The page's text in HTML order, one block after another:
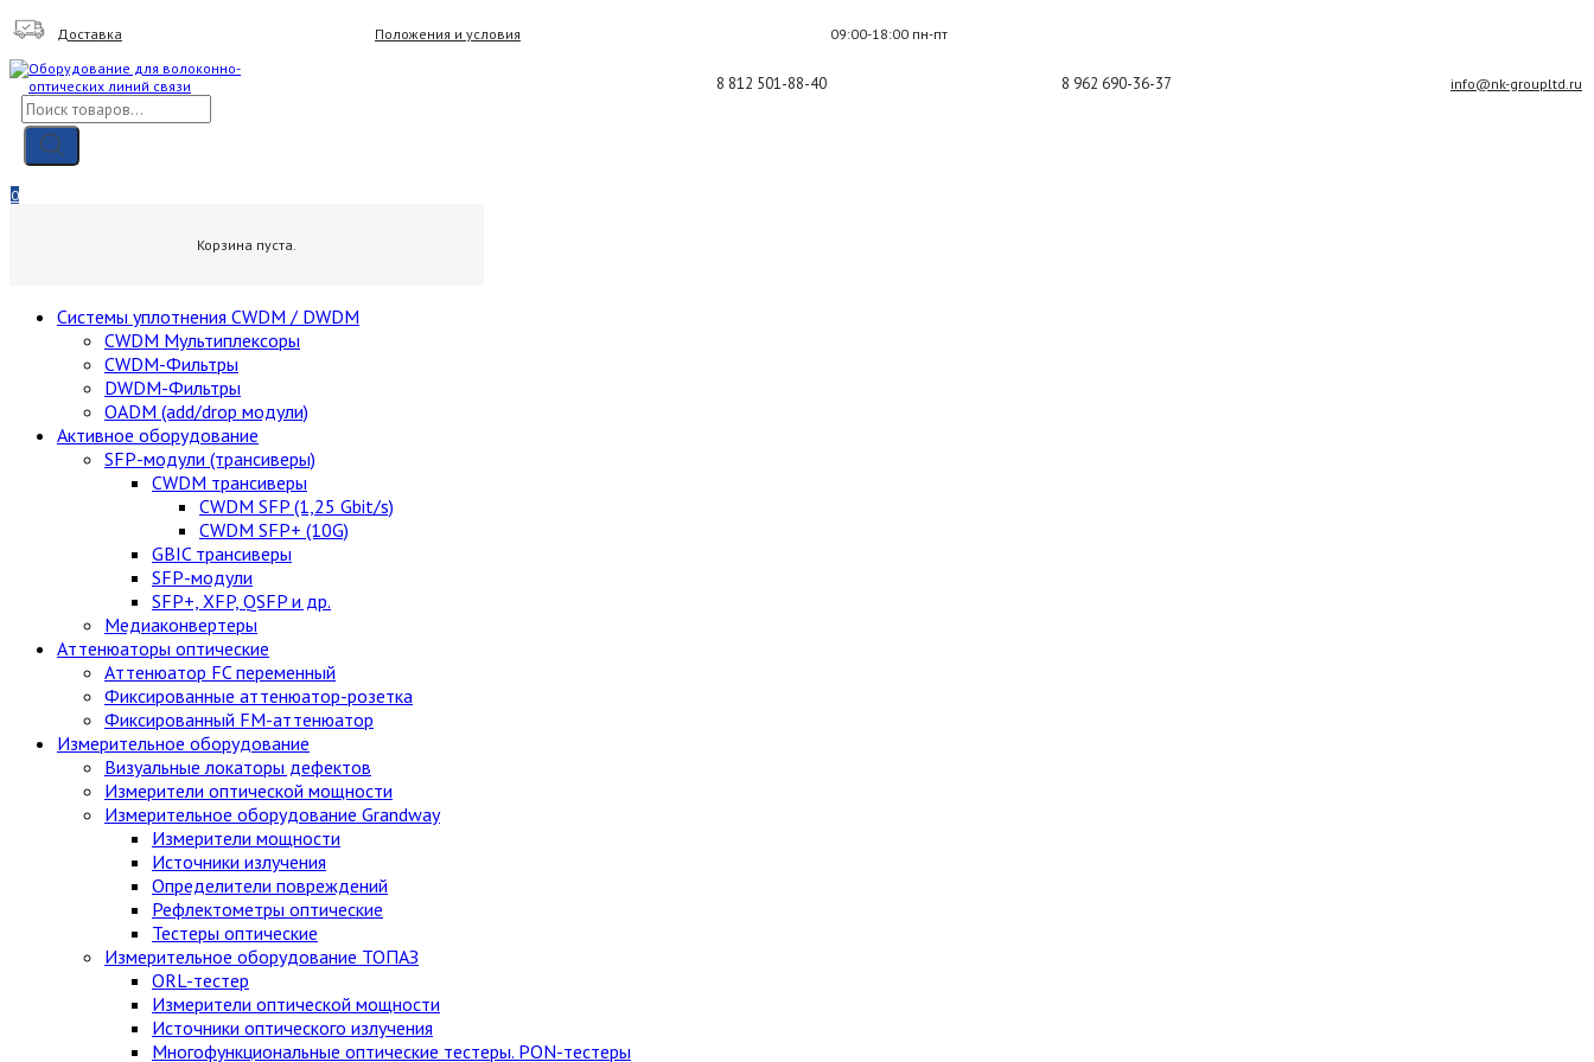
Skip
to
content
Доставка Положения и условия 09:00-18:00 пн-пт
8 812 501-88-40 8 962 690-36-37
info@nk-groupltd.ru
Поиск
товаров
0
Корзина пуста.
Cистемы уплотнения CWDM / DWDM
CWDM Мультиплексоры
CWDM-Фильтры
DWDM-Фильтры
OADM (add/drop модули)
Активное оборудование
SFP-модули (трансиверы)
CWDM трансиверы
CWDM SFP (1,25 Gbit/s)
CWDM SFP+ (10G)
GBIC трансиверы
SFP-модули
SFP+, XFP, QSFP и др.
Медиаконвертеры
Аттенюаторы оптические
Аттенюатор FC переменный
Фиксированные аттенюатор-розетка
Фиксированный FM-аттенюатор
Измерительное оборудование
Визуальные локаторы дефектов
Измерители оптической мощности
Измерительное оборудование Grandway
Измерители мощности
Источники излучения
Определители повреждений
Рефлектометры оптические
Тестеры оптические
Измерительное оборудование ТОПАЗ
ORL-тестер
Измерители оптической мощности
Источники оптического излучения
Многофункциональные оптические тестеры. PON-тестеры